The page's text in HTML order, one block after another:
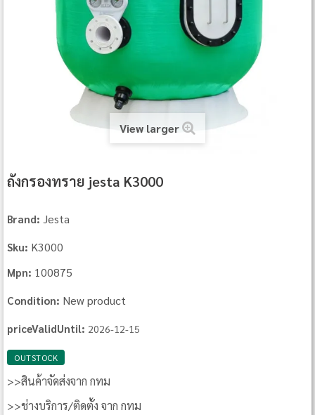
View larger
ถังกรองทราย jesta K3000
Brand: Jesta
Sku: K3000
Mpn: 100875
Condition: New product
priceValidUntil: 2026-12-15
OUTSTOCK
>>สินค้าจัดส่งจาก กทม
>>ช่างบริการ/ติดตั้ง จาก กทม